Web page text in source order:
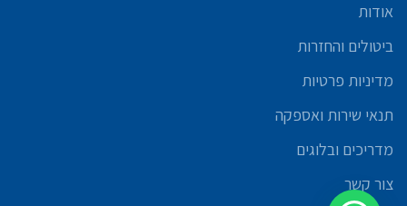
אודות
ביטולים והחזרות
מדיניות פרטיות
תנאי שירות ואספקה
מדריכים ובלוגים
צור קשר